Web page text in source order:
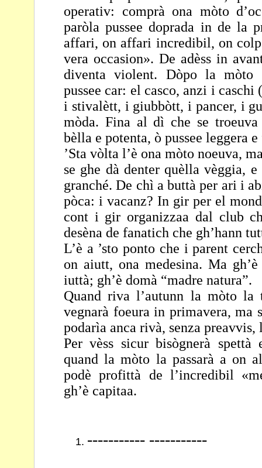
operativ: comprà ona mòto
paròla pussee doprada in de la
affari, on affari incredibil, on
vera occasion». De adèss in
diventa violent. Dòpo la mòto
pussee car: el casco, anzi i
i stivalètt, i giubbòtt, i pancer, i
mòda. Fina al dì che se
bèlla e potenta, ò pussee leggera
’Sta vòlta l’è ona mòto noeuva,
se ghe dà denter quèlla vèggia,
granché. De chì a buttà per ari i
pòca: i vacanz? In gir per el
cont i gir organizzaa dal club
desèna de fanatich che gh’hann
L’è a ’sto ponto che i parent
on aiutt, ona medesina. Ma
iuttà; gh’è domà “madre natura”.
Quand riva l’autunn la mòto
vegnarà foeura in primavera, ma
podarìa anca rivà, senza preavvis,
Per vèss sicur bisògnerà
quand la mòto la passarà a on
podè profittà de l’incredibil
gh’è capitaa.
----------- -----------